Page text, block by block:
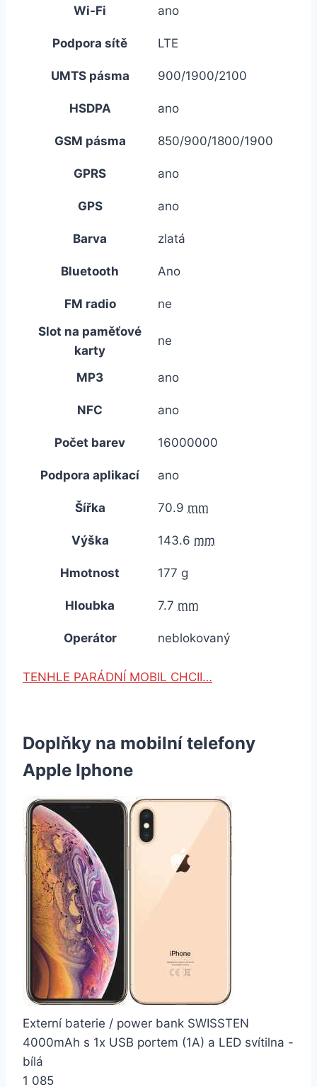
Wi-Fi ano
Podpora sítě LTE
UMTS pásma 900/1900/2100
HSDPA ano
GSM pásma 850/900/1800/1900
GPRS ano
GPS ano
Barva zlatá
Bluetooth Ano
FM radio
ne
Slot na paměťové
karty
ne
MP3 ano
NFC ano
Počet barev 16000000
Podpora aplikací ano
Šířka 70.9 mm
Výška 143.6 mm
Hmotnost 177 g
Hloubka 7.7 mm
Operátor neblokovaný
TENHLE PARÁDNÍ MOBIL CHCII…
Doplňky na mobilní telefony
Apple Iphone
Externí baterie / power bank SWISSTEN
4000mAh s 1x USB portem (1A) a LED svítilna -
bílá
1 085